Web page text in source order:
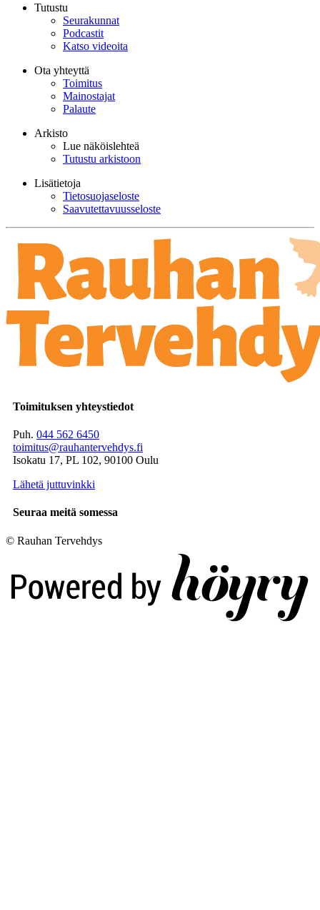
Tutustu
Seurakunnat
Podcastit
Katso videoita
Ota yhteyttä
Toimitus
Mainostajat
Palaute
Arkisto
Lue näköislehteä
Tutustu arkistoon
Lisätietoja
Tietosuojaseloste
Saavutettavuusseloste
Toimituksen yhteystiedot
Puh. 044 562 6450
toimitus@rauhantervehdys.fi
Isokatu 17, PL 102, 90100 Oulu
Lähetä juttuvinkki
Seuraa meitä somessa
© Rauhan Tervehdys